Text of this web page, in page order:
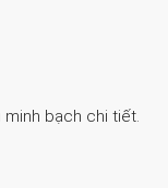
minh bạch chi tiết.